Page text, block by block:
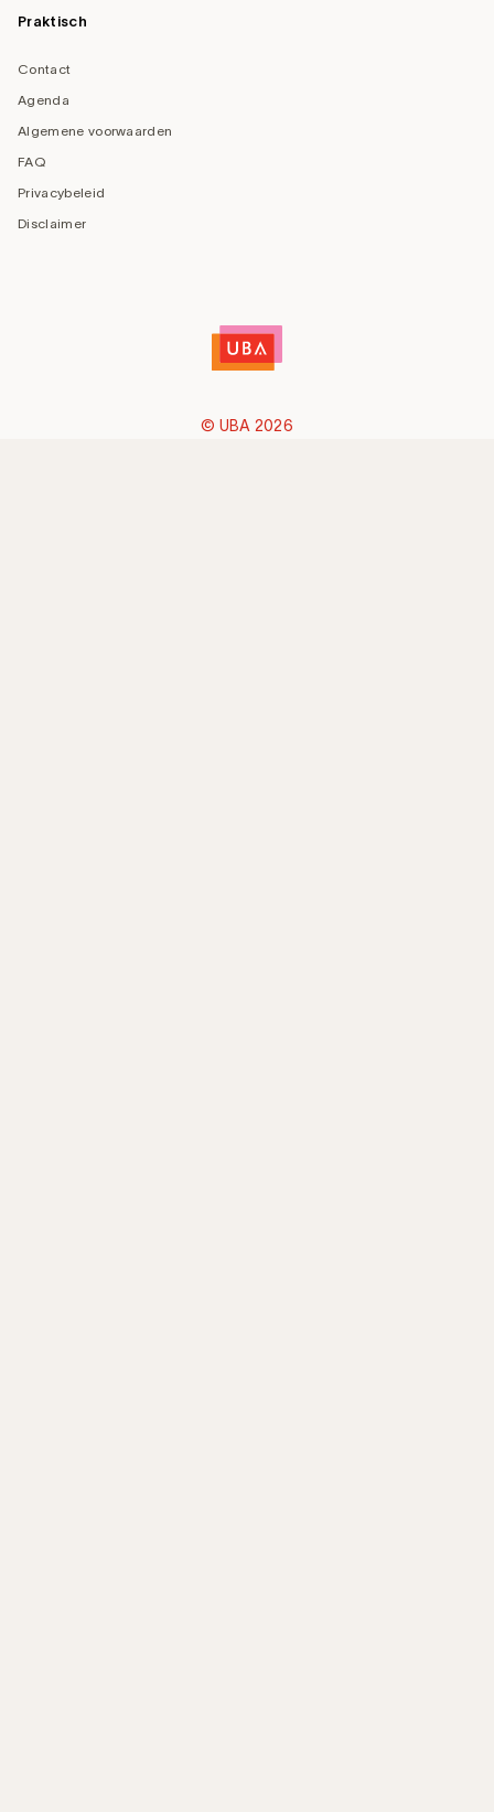
Praktisch
Contact
Agenda
Algemene voorwaarden
FAQ
Privacybeleid
Disclaimer
© UBA 2026